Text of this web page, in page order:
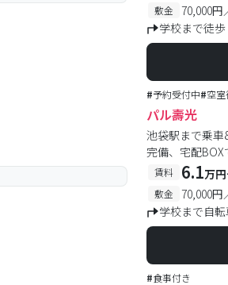
敷金 70,000円
学校まで徒歩
#予約受付中#空室
パル壽光
池袋駅まで乗車
完備、宅配
賃料 6.1万円
敷金 70,000円
学校まで自
#食事付き